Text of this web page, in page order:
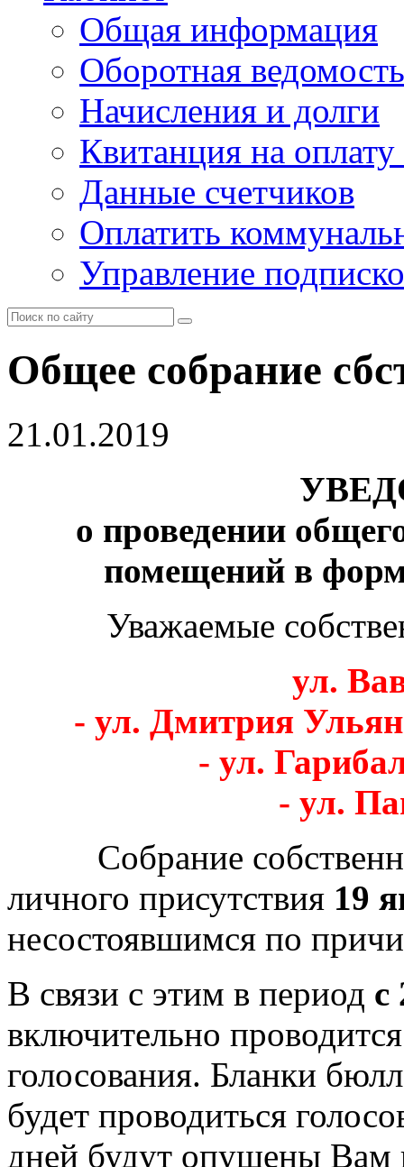
Общая информация
Оборотная ведомость
Начисления и долги
Квитанция на
Данные счетчиков
Оплатить
Управление
Общее собрание
21.01.2019
о проведении
помещений в
Уважаемые
ул.
- ул. Дмитрия
- ул.
- ул.
Собрание
личного присутствия 19
несостоявшимся по
В связи с этим в период с
включительно
голосования. Бланки
будет проводиться
дней будут опущены Вам